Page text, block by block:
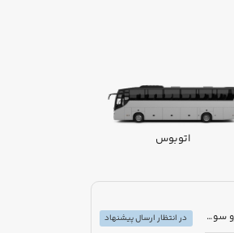
اتوبوس
مزایده دولتی تعداد 3 دستگاه خودرو سواری
در انتظار ارسال پیشنهاد